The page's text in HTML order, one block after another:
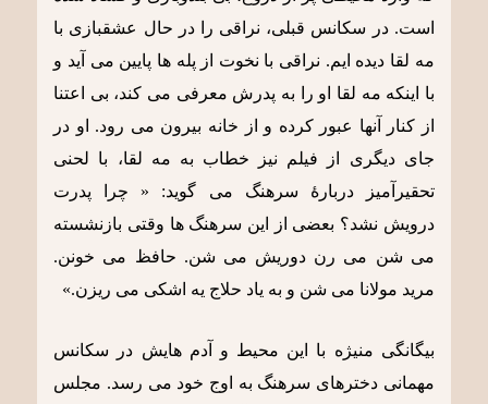
است. در سکانس قبلی، نراقی را در حال عشقبازی با
مه لقا دیده ایم. نراقی با نخوت از پله ها پایین می آید و
با اینکه مه لقا او را به پدرش معرفی می کند، بی اعتنا
از کنار آنها عبور کرده و از خانه بیرون می رود. او در
جای دیگری از فیلم نیز خطاب به مه لقا، با لحنی
تحقیرآمیز دربارۀ سرهنگ می گوید: « چرا پدرت
درویش نشد؟ بعضی از این سرهنگ ها وقتی بازنشسته
می شن می رن دوریش می شن. حافظ می خونن.
مرید مولانا می شن و به یاد حلاج یه اشکی می ریزن.»
بیگانگی منیژه با این محیط و آدم هایش در سکانس
مهمانی دخترهای سرهنگ به اوج خود می رسد. مجلس